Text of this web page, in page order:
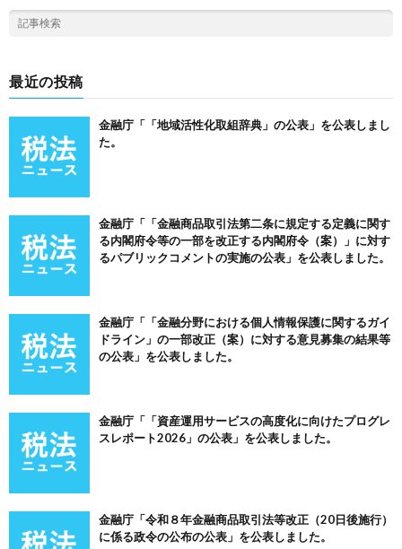
最近の投稿
金融庁「「地域活性化取組辞典」の公表」を公表しまし
た。
金融庁「「金融商品取引法第二条に規定する定義に関す
る内閣府令等の一部を改正する内閣府令（案）」に対す
るパブリックコメントの実施の公表」を公表しました。
金融庁「「金融分野における個人情報保護に関するガイ
ドライン」の一部改正（案）に対する意見募集の結果等
の公表」を公表しました。
金融庁「「資産運用サービスの高度化に向けたプログレ
スレポート2026」の公表」を公表しました。
金融庁「令和８年金融商品取引法等改正（20日後施行）
に係る政令の公布の公表」を公表しました。